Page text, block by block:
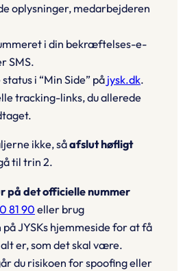
oplysninger, medarbejderen
i din bekræftelses-e-
SMS.
i “Min Side” på jysk.dk.
tracking-links, du allerede
ikke, såafslut høfligt
til trin 2.
på det officielle nummer
81 90 eller brug
JYSKs hjemmeside for at få
er, som det skal være.
du risikoen for spoofing eller